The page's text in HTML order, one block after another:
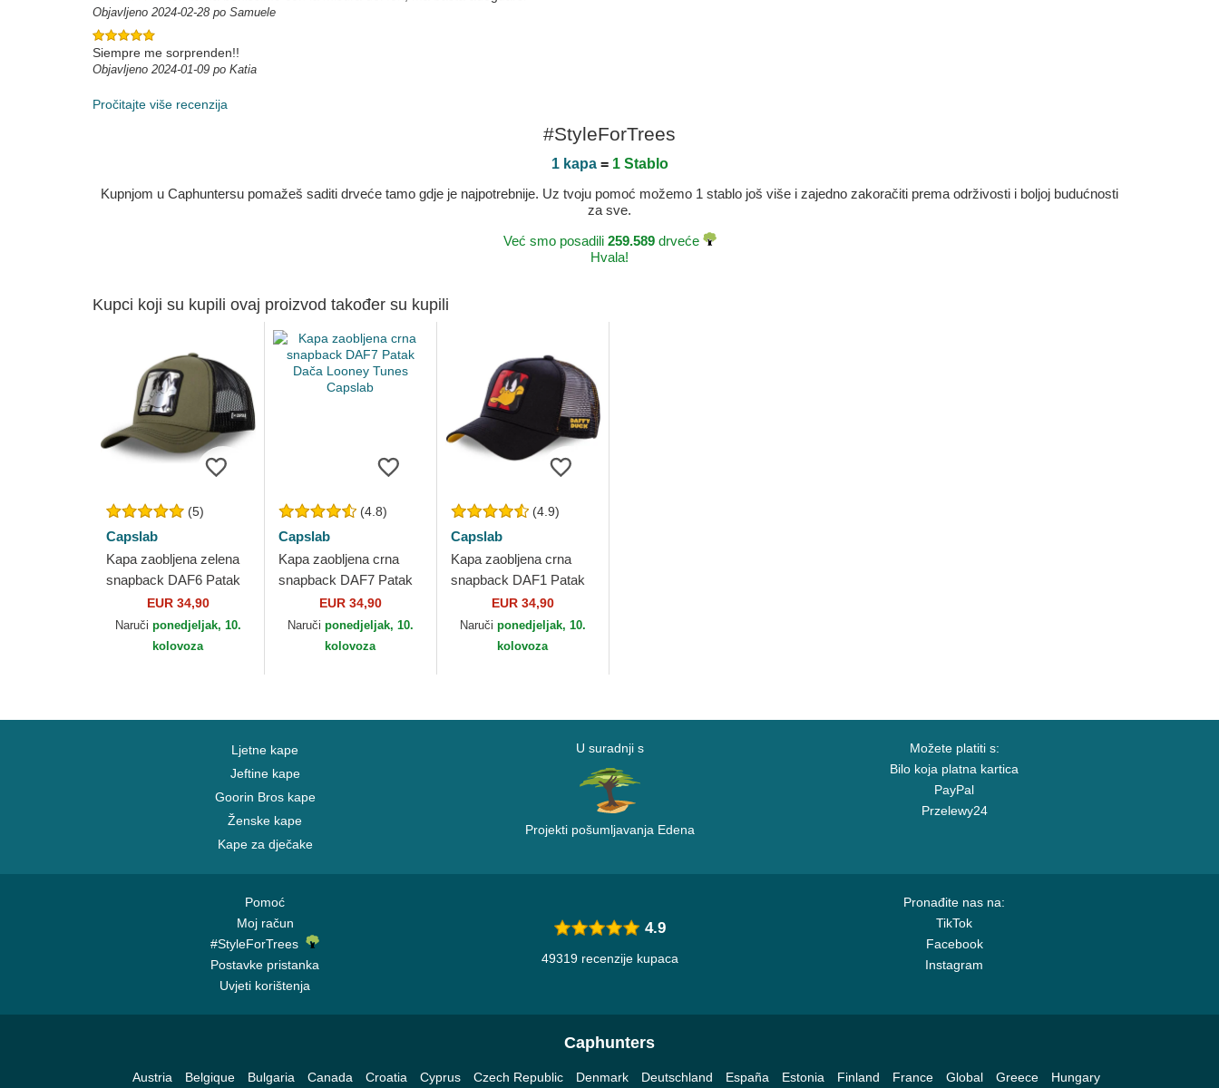
Objavljeno 2024-02-28 po Samuele
Siempre me sorprenden!!
Objavljeno 2024-01-09 po Katia
Pročitajte više recenzija
#StyleForTrees
1 kapa= 1 Stablo
Kupnjom u Caphuntersu pomažeš saditi drveće tamo gdje je najpotrebnije. Uz tvoju pomoć možemo 1 stablo još više i zajedno zakoračiti prema održivosti i boljoj budućnosti
za sve.
Već smo posadili 259.589drveće
Hvala!
Kupci koji su kupili ovaj proizvod također su kupili
(5)
Capslab
Kapa zaobljena zelena
snapback DAF6 Patak
Dača Looney Tunes
Capslab
EUR 34,90
Naruči ponedjeljak, 10.
kolovoza
(4.8)
Capslab
Kapa zaobljena crna
snapback DAF7 Patak
Dača Looney Tunes
Capslab
EUR 34,90
Naruči ponedjeljak, 10.
kolovoza
(4.9)
Capslab
Kapa zaobljena crna
snapback DAF1 Patak
Dača Looney Tunes
Capslab
EUR 34,90
Naruči ponedjeljak, 10.
kolovoza
Ljetne kape
Jeftine kape
Goorin Bros kape
Ženske kape
Kape za dječake
U suradnji s
Projekti pošumljavanja Edena
Možete platiti s:
Bilo koja platna kartica
PayPal
Przelewy24
Pomoć
Moj račun
#StyleForTrees
Postavke pristanka
Uvjeti korištenja
Pronađite nas na:
TikTok
Facebook
Instagram
4.9
49319 recenzije kupaca
Caphunters
Austria Belgique Bulgaria Canada Croatia Cyprus Czech Republic Denmark Deutschland España Estonia Finland France Global Greece Hungary